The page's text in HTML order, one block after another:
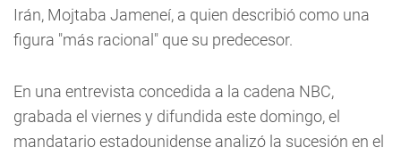
Irán, Mojtaba Jameneí, a quien describió como una
figura "más racional" que su predecesor.
En una entrevista concedida a la cadena NBC,
grabada el viernes y difundida este domingo, el
mandatario estadounidense analizó la sucesión en el